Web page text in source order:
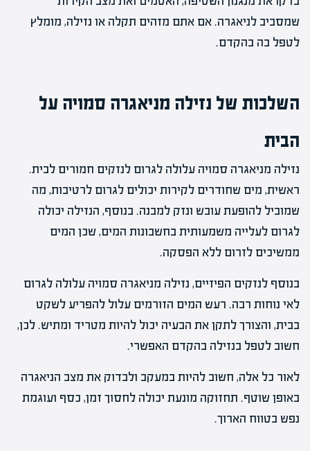
שמסביב לניאגרה. אם אתם מזהים תקלה או נזילה, מומלץ
לטפל בה בהקדם.
השלכות של נזילה מניאגרה סמויה על
הבית
נזילה מניאגרה סמויה עלולה לגרום לנזקים חמורים לבית.
ראשית, מים שחודרים לקירות יכולים לגרום לרטיבות, מה
שמוביל להופעת עובש ונזק למבנה. בנוסף, הנזילה יכולה
לגרום לעלייה משמעותית בחשבונות המים, שכן המים
ממשיכים לזרום ללא הפסקה.
בנוסף לנזקים הפיזיים, נזילה מניאגרה סמויה עלולה לגרום
לאי נוחות רבה. רעש המים הזורמים עלול להפריע לשקט
בבית, והצורך לתקן את הבעיה יכול להיות מטריד ומתיש. לכן,
חשוב לטפל בנזילה בהקדם האפשרי.
לאור כל אלה, חשוב להיות במעקב ולבדוק את מצב הניאגרה
באופן שוטף. תחזוקה מונעת יכולה לחסוך זמן, כסף ועוגמת
נפש בטווח הארוך.